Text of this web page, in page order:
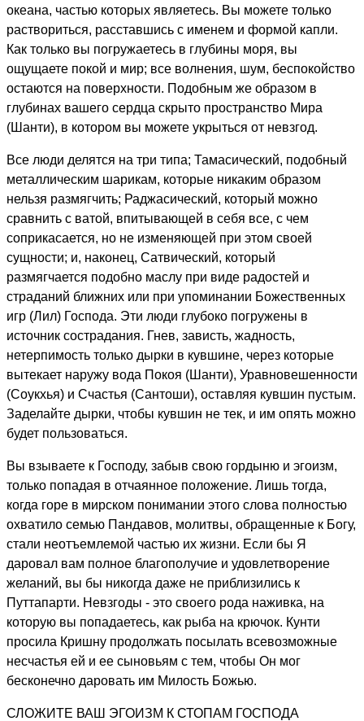
океана, частью которых являетесь. Вы можете только
раствориться, расставшись с именем и формой капли.
Как только вы погружаетесь в глубины моря, вы
ощущаете покой и мир; все волнения, шум, беспокойство
остаются на поверхности. Подобным же образом в
глубинах вашего сердца скрыто пространство Мира
(Шанти), в котором вы можете укрыться от невзгод.
Все люди делятся на три типа; Тамасический, подобный
металлическим шарикам, которые никаким образом
нельзя размягчить; Раджасический, который можно
сравнить с ватой, впитывающей в себя все, с чем
соприкасается, но не изменяющей при этом своей
сущности; и, наконец, Сатвический, который
размягчается подобно маслу при виде радостей и
страданий ближних или при упоминании Божественных
игр (Лил) Господа. Эти люди глубоко погружены в
источник сострадания. Гнев, зависть, жадность,
нетерпимость только дырки в кувшине, через которые
вытекает наружу вода Покоя (Шанти), Уравновешенности
(Соукхья) и Счастья (Сантоши), оставляя кувшин пустым.
Заделайте дырки, чтобы кувшин не тек, и им опять можно
будет пользоваться.
Вы взываете к Господу, забыв свою гордыню и эгоизм,
только попадая в отчаянное положение. Лишь тогда,
когда горе в мирском понимании этого слова полностью
охватило семью Пандавов, молитвы, обращенные к Богу,
стали неотъемлемой частью их жизни. Если бы Я
даровал вам полное благополучие и удовлетворение
желаний, вы бы никогда даже не приблизились к
Путтапарти. Невзгоды - это своего рода наживка, на
которую вы попадаетесь, как рыба на крючок. Кунти
просила Кришну продолжать посылать всевозможные
несчастья ей и ее сыновьям с тем, чтобы Он мог
бесконечно даровать им Милость Божью.
СЛОЖИТЕ ВАШ ЭГОИЗМ К СТОПАМ ГОСПОДА